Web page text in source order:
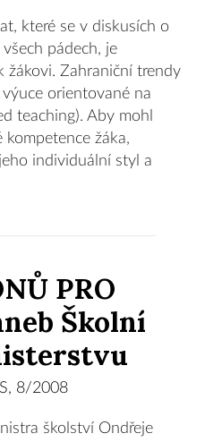
které se v diskusích o
pádech, je
žákovi. Zahraniční trendy
orientované na
teaching). Aby mohl
žáka,
individuální styl a
PRO
Školní
8/2008
školství Ondřeje